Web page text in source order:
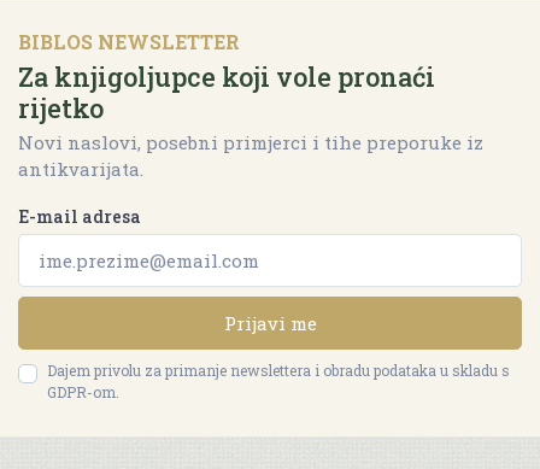
BIBLOS NEWSLETTER
Za knjigoljupce koji vole pronaći
rijetko
Novi naslovi, posebni primjerci i tihe preporuke iz
antikvarijata.
E-mail adresa
Prijavi me
Dajem privolu za primanje newslettera i obradu podataka u skladu s
GDPR-om.